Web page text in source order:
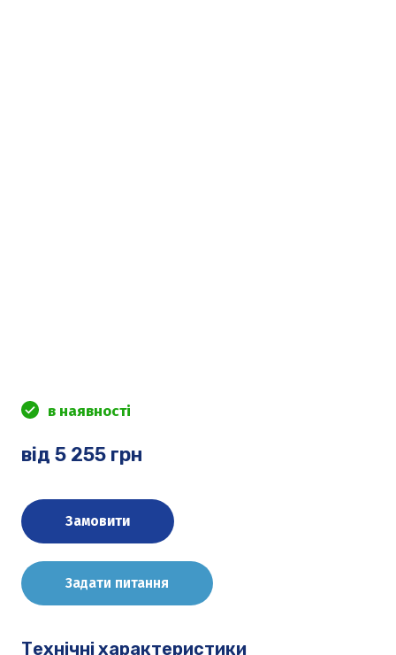
в наявності
від 5 255 грн
Замовити
Задати питання
Технічні характеристики